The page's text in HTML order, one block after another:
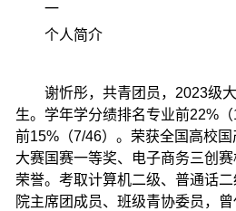
一
个人简介
谢忻彤，共青团员，2023级
生。学年学分绩排名专业前22%
前15%（7/46）。荣获全国高校
大赛国赛一等奖、电子商务三创
荣誉。考取计算机二级、普通话
院主席团成员、班级青协委员，